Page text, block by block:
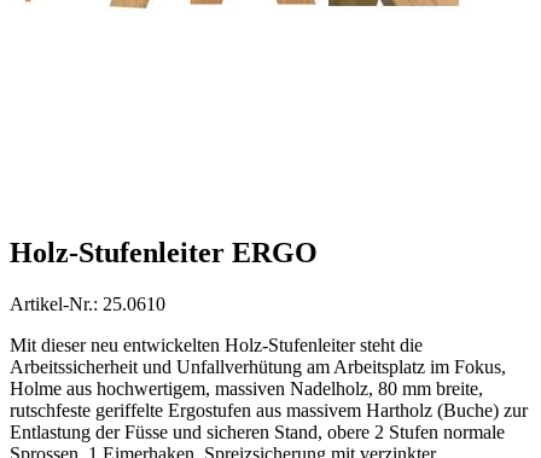
Holz-Stufenleiter ERGO
Artikel-Nr.: 25.0610
Mit dieser neu entwickelten Holz-Stufenleiter steht die
Arbeitssicherheit und Unfallverhütung am Arbeitsplatz im Fokus,
Holme aus hochwertigem, massiven Nadelholz, 80 mm breite,
rutschfeste geriffelte Ergostufen aus massivem Hartholz (Buche) zur
Entlastung der Füsse und sicheren Stand, obere 2 Stufen normale
Sprossen, 1 Eimerhaken, Spreizsicherung mit verzinkter